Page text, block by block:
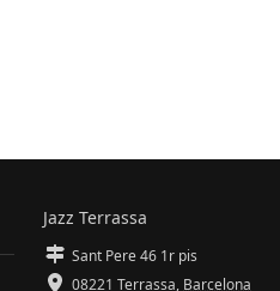
Jazz Terrassa
Sant Pere 46 1r pis
08221 Terrassa, Barcelona